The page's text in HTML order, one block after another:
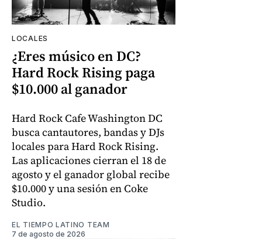
LOCALES
¿Eres músico en DC?
Hard Rock Rising paga
$10.000 al ganador
Hard Rock Cafe Washington DC
busca cantautores, bandas y DJs
locales para Hard Rock Rising.
Las aplicaciones cierran el 18 de
agosto y el ganador global recibe
$10.000 y una sesión en Coke
Studio.
EL TIEMPO LATINO TEAM
7 de agosto de 2026